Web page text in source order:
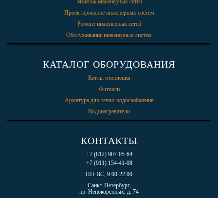
Монтаж инженерных сетей
Проектирование инженерных систем
Ремонт инженерных сетей
Обслуживание инженерных систем
КАТАЛОГ ОБОРУДОВАНИЯ
Котлы отопления
Фитинги
Арматура для тепло-водоснабжения
Водонагреватели
КОНТАКТЫ
+7 (812) 907-05-64
+7 (911) 154-41-08
ПН-ВС, 9.00-22.00
Санкт-Петербург,
пр. Непокоренных, д. 74